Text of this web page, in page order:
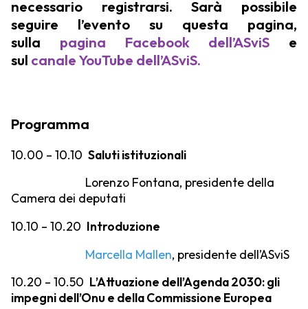
necessario registrarsi.Sarà possibile
seguire l’evento su questa pagina,
sulla pagina Facebook dell’ASviS
e
sul canale YouTube dell’ASviS.
Programma
10.00 – 10.10 Saluti istituzionali
Lorenzo Fontana, presidente della
Camera dei deputati
10.10 – 10.20 Introduzione
Marcella Mallen, presidente dell’ASviS
10.20 – 10.50 L’Attuazione dell’Agenda 2030: gli
impegni dell’Onu e della Commissione Europea